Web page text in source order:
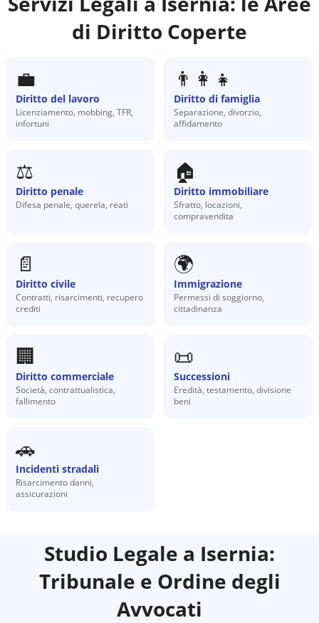
di Diritto Coperte
💼
Diritto del lavoro
Licenziamento, mobbing, TFR,
infortuni
👨‍👩‍👧
Diritto di famiglia
Separazione, divorzio,
affidamento
⚖️
Diritto penale
Difesa penale, querela, reati
🏠
Diritto immobiliare
Sfratto, locazioni,
compravendita
📄
Diritto civile
Contratti, risarcimenti, recupero
crediti
🌍
Immigrazione
Permessi di soggiorno,
cittadinanza
🏢
Diritto commerciale
Società, contrattualistica,
fallimento
📜
Successioni
Eredità, testamento, divisione
beni
🚗
Incidenti stradali
Risarcimento danni,
assicurazioni
Studio Legale a Isernia:
Tribunale e Ordine degli
Avvocati